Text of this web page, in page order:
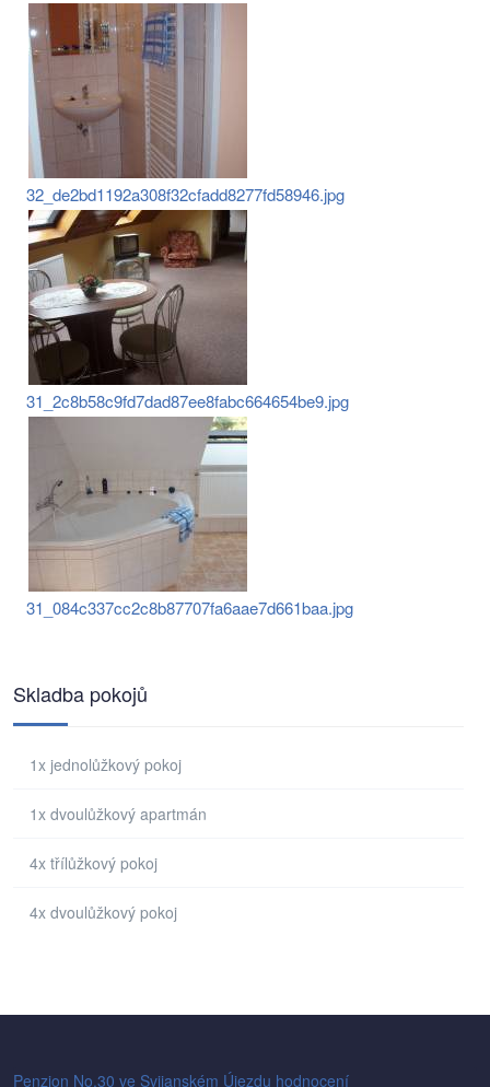
32_de2bd1192a308f32cfadd8277fd58946.jpg
31_2c8b58c9fd7dad87ee8fabc664654be9.jpg
31_084c337cc2c8b87707fa6aae7d661baa.jpg
Skladba pokojů
1x jednolůžkový pokoj
1x dvoulůžkový apartmán
4x třílůžkový pokoj
4x dvoulůžkový pokoj
Penzion No.30 ve Svijanském Újezdu hodnocení